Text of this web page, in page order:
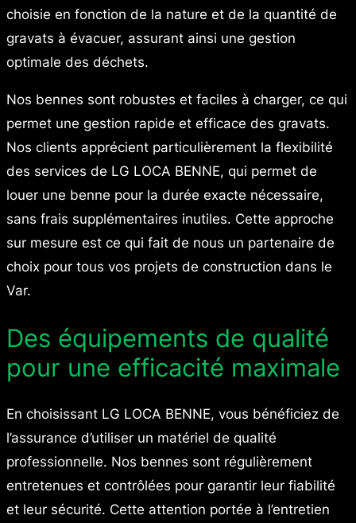
choisie en fonction de la nature et de la quantité de
gravats à évacuer, assurant ainsi une gestion
optimale des déchets.
Nos bennes sont robustes et faciles à charger, ce qui
permet une gestion rapide et efficace des gravats.
Nos clients apprécient particulièrement la flexibilité
des services de LG LOCA BENNE, qui permet de
louer une benne pour la durée exacte nécessaire,
sans frais supplémentaires inutiles. Cette approche
sur mesure est ce qui fait de nous un partenaire de
choix pour tous vos projets de construction dans le
Var.
Des équipements de qualité
pour une efficacité maximale
En choisissant LG LOCA BENNE, vous bénéficiez de
l’assurance d’utiliser un matériel de qualité
professionnelle. Nos bennes sont régulièrement
entretenues et contrôlées pour garantir leur fiabilité
et leur sécurité. Cette attention portée à l’entretien